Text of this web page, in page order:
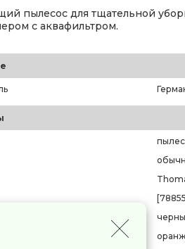
пылесос для тщательной
с аквафильтром.